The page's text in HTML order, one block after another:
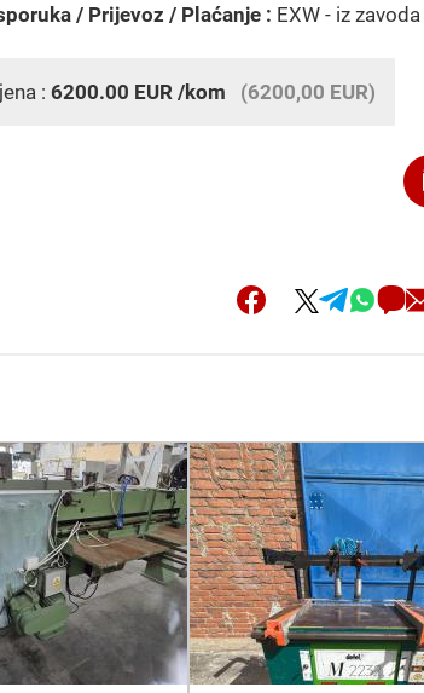
/ Prijevoz / Plaćanje : EXW - iz zavoda
: 6200.00 EUR /kom (6200,00 EUR)